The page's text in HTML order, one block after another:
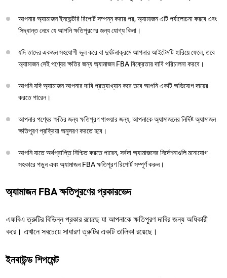
আপনার অ্যামাজন ইনভেন্টরি রিপোর্ট সম্পন্ন করার পর, অ্যামাজন এটি পর্যালোচনা করবে এবং
সিদ্ধান্ত নেবে যে আপনি ক্ষতিপূরণের জন্য যোগ্য কিনা।
যদি তাদের একজন সহযোগী ভুল করে বা দুর্ঘটনাক্রমে আপনার আইটেমটি হারিয়ে ফেলে, তবে
অ্যামাজন সেই পণ্যের ক্ষতির জন্য অ্যামাজন FBA বিক্রেতার দাবি পরিচালনা করবে।
আপনি যদি অ্যামাজন আপনার দাবি প্রত্যাখ্যান করে তবে আপনি একটি অভিযোগ দায়ের
করতে পারেন।
আপনার পণ্যের ক্ষতির জন্য ক্ষতিপূরণ পাওয়ার জন্য, আপনাকে অ্যামাজনের নির্দিষ্ট অ্যামাজন
ক্ষতিপূরণ প্রক্রিয়া অনুসরণ করতে হবে।
আপনি যাতে অর্থপ্রাপ্তি নিশ্চিত করতে পারেন, সর্বদা অ্যামাজনের নির্দেশনাগুলি মনোযোগ
সহকারে পড়ুন এবং অ্যামাজন FBA ক্ষতিপূরণ রিপোর্ট সম্পূর্ণ করুন।
অ্যামাজন FBA ক্ষতিপূরণের প্রকারভেদ
এফবিএ ত্রুটির বিভিন্ন প্রকার রয়েছে যা আপনাকে ক্ষতিপূরণ দাবির জন্য অধিকারী
করে। এখানে সবচেয়ে সাধারণ ত্রুটির একটি তালিকা রয়েছে।
ইনবাউন্ড শিপমেন্ট